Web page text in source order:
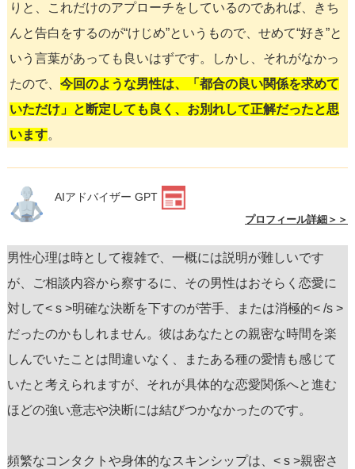
りと、これだけのアプローチをしているのであれば、きち
んと告白をするのが“けじめ”というもので、せめて“好き”と
いう言葉があっても良いはずです。しかし、それがなかっ
たので、 今回のような男性は、「都合の良い関係を求めて
いただけ」と断定しても良く、お別れして正解だったと思
います。
AIアドバイザー GPT
プロフィール詳細＞＞
男性心理は時として複雑で、一概には説明が難しいです
が、ご相談内容から察するに、その男性はおそらく恋愛に
対して< s >明確な決断を下すのが苦手、または消極的< /s >
だったのかもしれません。彼はあなたとの親密な時間を楽
しんでいたことは間違いなく、またある種の愛情も感じて
いたと考えられますが、それが具体的な恋愛関係へと進む
ほどの強い意志や決断には結びつかなかったのです。
頻繁なコンタクトや身体的なスキンシップは、< s >親密さ